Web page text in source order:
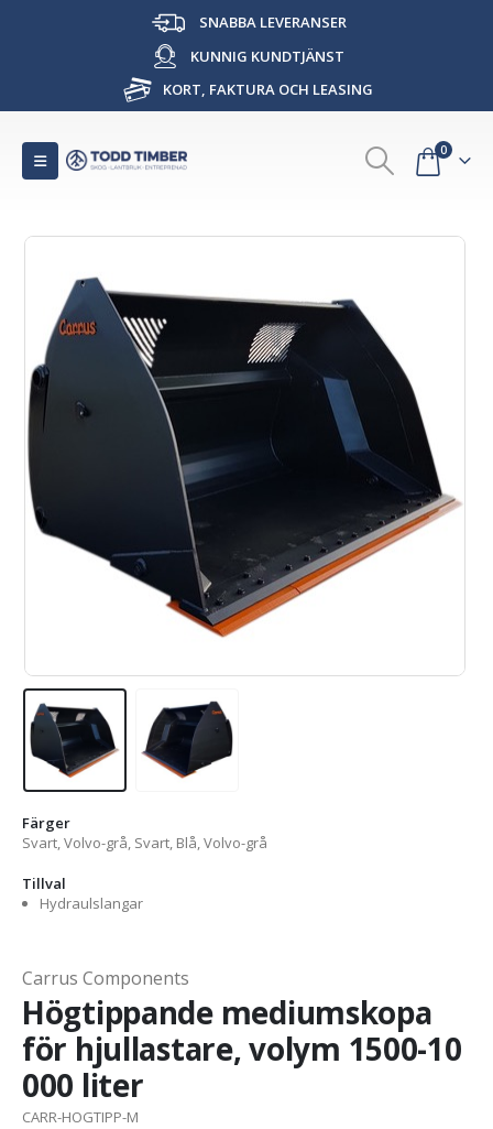
SNABBA LEVERANSER
KUNNIG KUNDTJÄNST
KORT, FAKTURA OCH LEASING
0
Färger
Svart, Volvo-grå, Svart, Blå, Volvo-grå
Tillval
Hydraulslangar
Carrus Components
Högtippande mediumskopa
för hjullastare, volym 1500-10
000 liter
CARR-HOGTIPP-M